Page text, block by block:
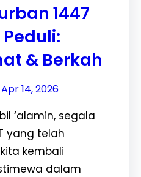
1447
Peduli:
& Berkah
Apr 14, 2026
‘alamin, segala
yang telah
kembali
dalam